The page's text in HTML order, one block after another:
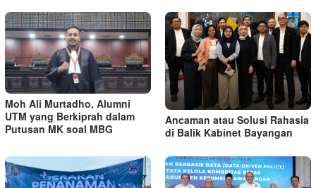
Moh Ali Murtadho, Alumni
UTM yang Berkiprah dalam
Putusan MK soal MBG
Ancaman atau Solusi Rahasia
di Balik Kabinet Bayangan